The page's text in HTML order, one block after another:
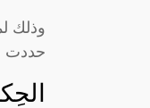
وذلك
حددت